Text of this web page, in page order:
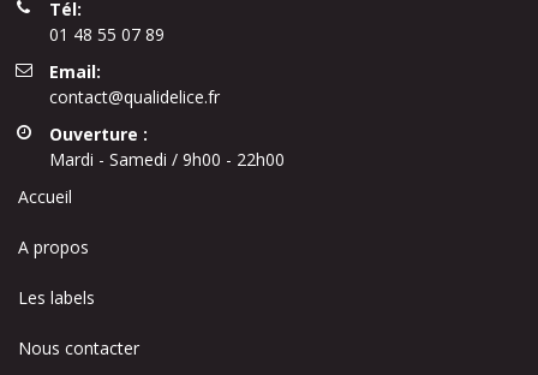
Tél:
01 48 55 07 89
Email:
contact@qualidelice.fr
Ouverture :
Mardi - Samedi / 9h00 - 22h00
Accueil
A propos
Les labels
Nous contacter